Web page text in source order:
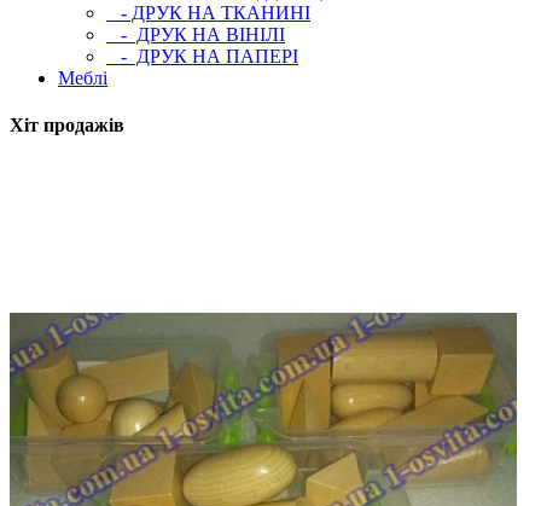
- ДРУК НА ТКАНИНІ
- ДРУК НА ВІНІЛІ
- ДРУК НА ПАПЕРІ
Меблі
Хіт продажів